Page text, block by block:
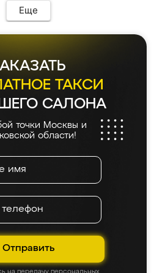
Еще
ТАКСИ
САЛОНА
точки Москвы и
области!
Отправить
на передачу персональных